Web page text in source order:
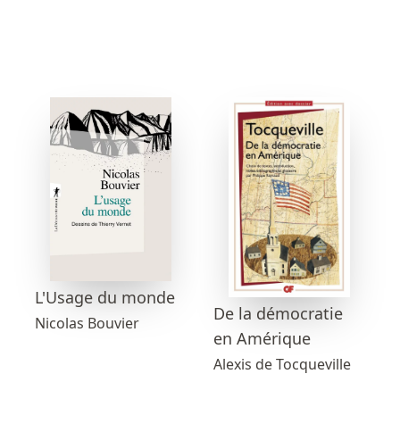
L'Usage du monde
Nicolas Bouvier
De la démocratie
en Amérique
Alexis de Tocqueville